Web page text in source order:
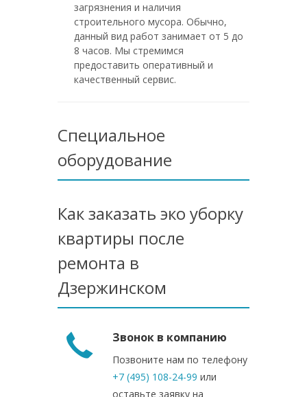
загрязнения и наличия
строительного мусора. Обычно,
данный вид работ занимает от 5 до
8 часов. Мы стремимся
предоставить оперативный и
качественный сервис.
Специальное
оборудование
Как заказать эко уборку
квартиры после
ремонта в
Дзержинском
Звонок в компанию
Позвоните нам по телефону
+7 (495) 108-24-99 или
оставьте заявку на